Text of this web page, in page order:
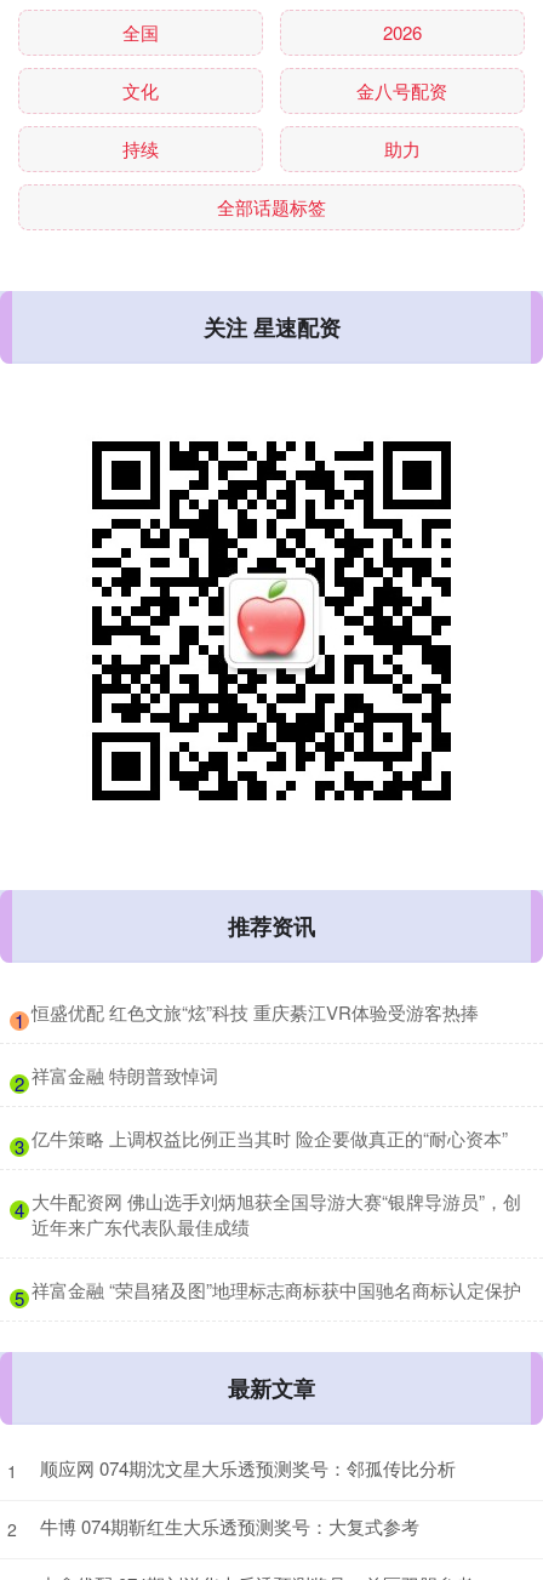
全国 2026
文化 金八号配资
持续 助力
全部话题标签
关注 星速配资
推荐资讯
1 ​恒盛优配 红色文旅“炫”科技 重庆綦江VR体验受游客热捧
2 ​祥富金融 特朗普致悼词
3 ​亿牛策略 上调权益比例正当其时 险企要做真正的“耐心资本”
4 ​大牛配资网 佛山选手刘炳旭获全国导游大赛“银牌导游员”，创
近年来广东代表队最佳成绩
5 ​祥富金融 “荣昌猪及图”地理标志商标获中国驰名商标认定保护
最新文章
1 顺应网 074期沈文星大乐透预测奖号：邻孤传比分析
2 牛博 074期靳红生大乐透预测奖号：大复式参考